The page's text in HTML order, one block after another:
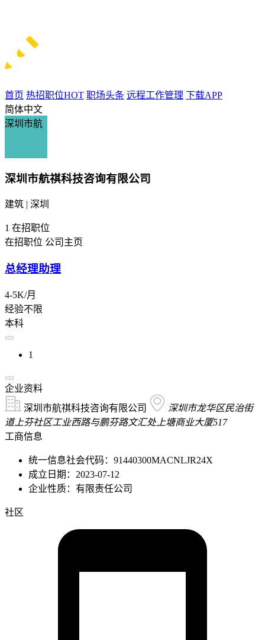
首页 热招职位HOT 职场头条 远程工作管理 下载APP
简体中文
深圳市航
深圳市航祺科技咨询有限公司
建筑 | 深圳
1 在招职位
在招职位 公司主页
总经理助理
4-5K/月
经验不限
本科
1
企业资料
深圳市航祺科技咨询有限公司
深圳市龙华区民治街
道上芬社区工业西路与鹏芬路文汇处上塘商业大厦517
工商信息
统一信息社会代码：91440300MACNLJR24X
成立日期：2023-07-12
企业性质：有限责任公司
社区